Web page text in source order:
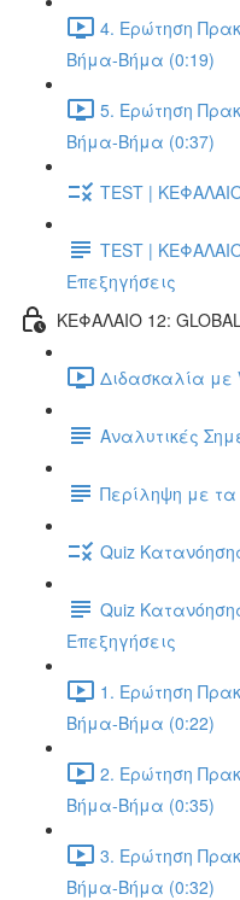
4. Ερώτηση
Βήμα-Βήμα (0:19)
5. Ερώτηση
Βήμα-Βήμα (0:37)
TEST |
TEST |
Επεξηγήσεις
ΚΕΦΑΛΑΙΟ 12:
Διδασκαλία με
Αναλυτικές
Περίληψη με
Quiz
Quiz
Επεξηγήσεις
1. Ερώτηση
Βήμα-Βήμα (0:22)
2. Ερώτηση
Βήμα-Βήμα (0:35)
3. Ερώτηση
Βήμα-Βήμα (0:32)